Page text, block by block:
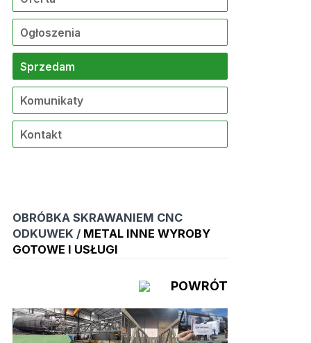
Ogłoszenia
Sprzedam
Komunikaty
Kontakt
OBRÓBKA SKRAWANIEM CNC
ODKUWEK / METAL INNE WYROBY
GOTOWE I USŁUGI
POWRÓT